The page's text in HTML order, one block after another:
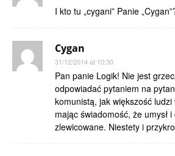
I kto tu „cygani” Panie
Cygan
31/12/2014 at 10:30
Pan panie Logik! Nie jest
odpowiadać pytaniem na
komunistą, jak większość
mając świadomość, że umysł
zlewicowane. Niestety i